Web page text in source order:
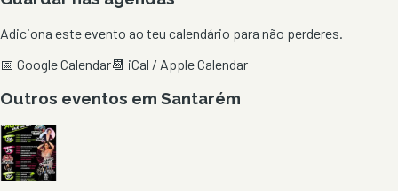
Adiciona este evento ao teu calendário para não perderes.
📅 Google Calendar📆 iCal / Apple Calendar
Outros eventos em Santarém